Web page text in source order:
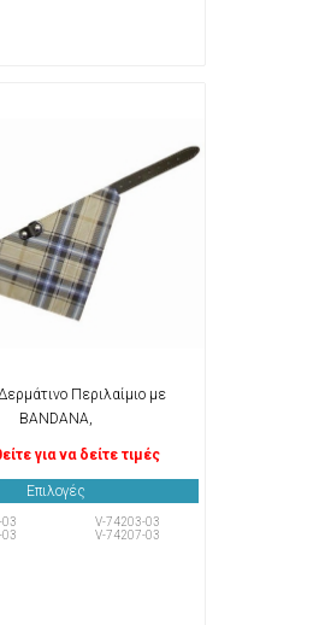
Περιλαίμιο με
BANDANA,
για να δείτε τιμές
Επιλογές
03
V-74203-03
03
V-74207-03